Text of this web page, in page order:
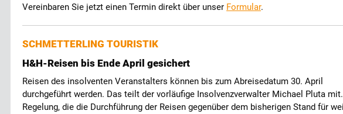
Vereinbaren Sie jetzt einen Termin direkt über unser Formular.
SCHMETTERLING TOURISTIK
H&H-Reisen bis Ende April gesichert
Reisen des insolventen Veranstalters können bis zum Abreisedatum 30. April
durchgeführt werden. Das teilt der vorläufige Insolvenzverwalter Michael Pluta
Regelung, die die Durchführung der Reisen gegenüber dem bisherigen Stand für